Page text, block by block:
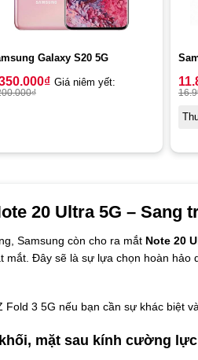
Galaxy S20 5G
₫ Giá niêm yết:
₫
20 Ultra 5G – Sang
Samsung còn cho ra mắt Note 20
mắt. Đây sẽ là sự lựa chọn hoàn hảo
3 5G nếu bạn cần sự khác biệt
mặt sau kính cường